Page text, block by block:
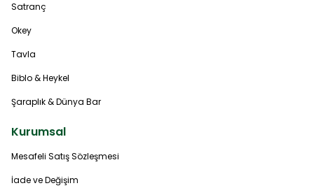
Satranç
Okey
Tavla
Biblo & Heykel
Şaraplık & Dünya Bar
Kurumsal
Mesafeli Satış Sözleşmesi
İade ve Değişim